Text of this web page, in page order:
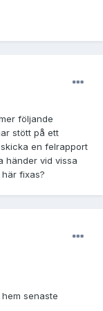
följande
stött på ett
en felrapport
händer vid vissa
fixas?
senaste